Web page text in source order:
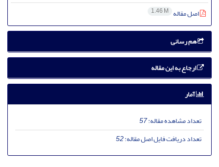
اصل مقاله 1.46 M
هم رسانی
ارجاع به این مقاله
آمار
تعداد مشاهده مقاله:57
تعداد دریافت فایل اصل مقاله:52